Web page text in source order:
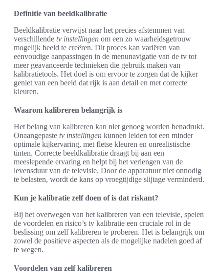
Definitie van beeldkalibratie
Beeldkalibratie verwijst naar het precies afstemmen van
verschillende tv instellingen om een zo waarheidsgetrouw
mogelijk beeld te creëren. Dit proces kan variëren van
eenvoudige aanpassingen in de menunavigatie van de tv tot
meer geavanceerde technieken die gebruik maken van
kalibratietools. Het doel is om ervoor te zorgen dat de kijker
geniet van een beeld dat rijk is aan detail en met correcte
kleuren.
Waarom kalibreren belangrijk is
Het belang van kalibreren kan niet genoeg worden benadrukt.
Onaangepaste tv instellingen kunnen leiden tot een minder
optimale kijkervaring, met fletse kleuren en onrealistische
tinten. Correcte beeldkalibratie draagt bij aan een
meeslepende ervaring en helpt bij het verlengen van de
levensduur van de televisie. Door de apparatuur niet onnodig
te belasten, wordt de kans op vroegtijdige slijtage verminderd.
Kun je kalibratie zelf doen of is dat riskant?
Bij het overwegen van het kalibreren van een televisie, spelen
de voordelen en risico’s tv kalibratie een cruciale rol in de
beslissing om zelf kalibreren te proberen. Het is belangrijk om
zowel de positieve aspecten als de mogelijke nadelen goed af
te wegen.
Voordelen van zelf kalibreren